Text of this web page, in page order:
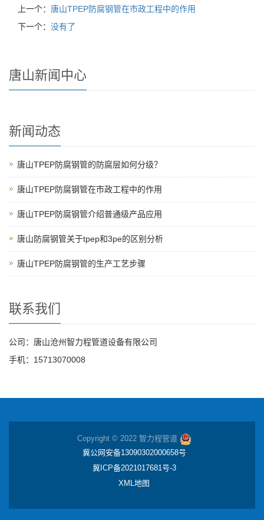
上一个： 唐山TPEP防腐钢管在市政工程中的作用
下一个： 没有了
唐山新闻中心
新闻动态
唐山TPEP防腐钢管的防腐层如何分级？
唐山TPEP防腐钢管在市政工程中的作用
唐山TPEP防腐钢管介绍普通级产品应用
唐山防腐钢管关于tpep和3pe的区别分析
唐山TPEP防腐钢管的生产工艺步骤
联系我们
公司：唐山沧州智力程管道设备有限公司
手机：15713070008
Copyright © 2022 智力程管道
冀公网安备13090302000658号
冀ICP备2021017681号-3
XML地图